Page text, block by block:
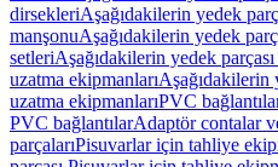
dirsekleriAşağıdakilerin yedek
manşonuAşağıdakilerin yedek
setleriAşağıdakilerin yedek
uzatma ekipmanlarıAşağıdakilerin
uzatma ekipmanlarıPVC
PVC bağlantılarAdaptör contalar
parçalarıPisuvarlar için tahliye